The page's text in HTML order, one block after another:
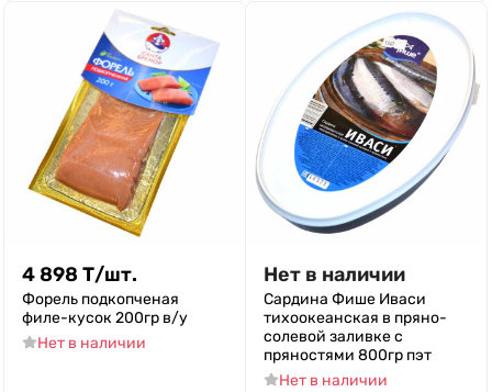
4 898 Т/шт.
Форель подкопченая
филе-кусок 200гр в/у
Нет в наличии
Нет в наличии
Сардина Фише Иваси
тихоокеанская в пряно-
солевой заливке с
пряностями 800гр пэт
Нет в наличии